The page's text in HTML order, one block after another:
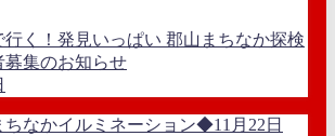
行く！発見いっぱい 郡山まちなか探検
募集のお知らせ
ちなかイルミネーション◆11月22日